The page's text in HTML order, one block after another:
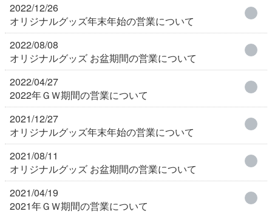
2022/12/26
オリジナルグッズ年末年始の営業について
2022/08/08
オリジナルグッズ お盆期間の営業について
2022/04/27
2022年ＧＷ期間の営業について
2021/12/27
オリジナルグッズ年末年始の営業について
2021/08/11
オリジナルグッズ お盆期間の営業について
2021/04/19
2021年ＧＷ期間の営業について